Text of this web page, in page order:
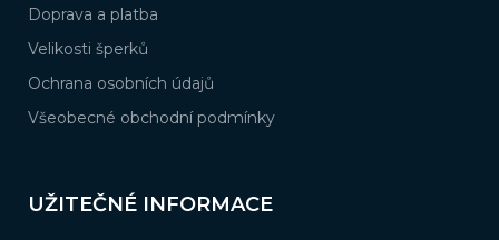
Doprava a platba
Velikosti šperků
Ochrana osobních údajů
Všeobecné obchodní podmínky
UŽITEČNÉ INFORMACE